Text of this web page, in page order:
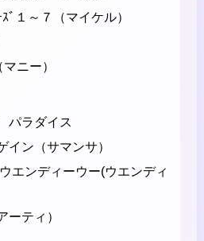
１～７（マイケル）
ニー）
ラダイス
イン（サマンサ）
エンディーウー(ウエンディ
ーティ）